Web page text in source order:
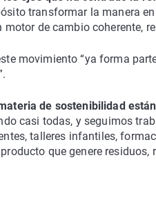
transformar la manera
de cambio coherente,
movimiento “ya forma
de sostenibilidad
casi todas, y seguimos
talleres infantiles,
que genere residuos,